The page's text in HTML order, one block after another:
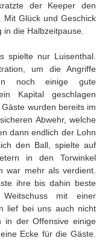
der Keeper den
Glück und Geschick
die Halbzeitpause.
spielte nur Luisenthal.
um die Angriffe
noch einige gute
Kapital geschlagen
wurden bereits im
Abwehr, welche
dann endlich der Lohn
den Ball, spielte auf
in den Torwinkel
war mehr als verdient.
ihre bis dahin beste
mit einer
lief bei uns auch nicht
in der Offensive einige
Ecke für die Gäste.